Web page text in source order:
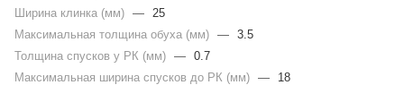
Ширина клинка (мм) — 25
Максимальная толщина обуха (мм) — 3.5
Толщина спусков у РК (мм) — 0.7
Максимальная ширина спусков до РК (мм) — 18